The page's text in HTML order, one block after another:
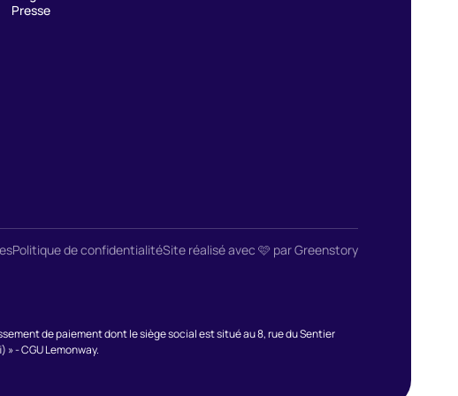
Presse
Politique de confidentialitéSite réalisé avec 🩷 par Greenstory
de paiement dont le siège social est situé au 8, rue du Sentier
- CGU Lemonway.